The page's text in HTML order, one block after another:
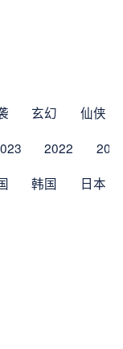
玄幻 仙侠
2022
韩国 日本